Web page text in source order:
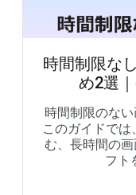
時間制限な
め2選
時間制限のな
このガイドでは
む、長時間の
フト